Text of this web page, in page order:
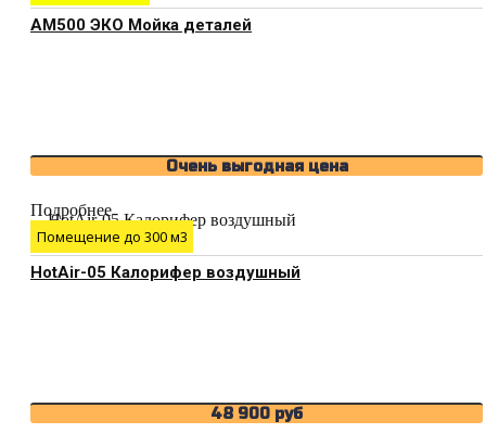
АМ500 ЭКО Мойка деталей
Очень выгодная цена
Подробнее
Помещение до 300 м3
HotAir-05 Калорифер воздушный
48 900 руб